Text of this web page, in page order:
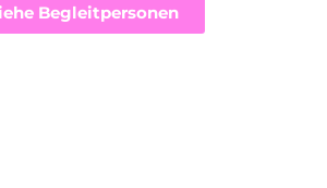
Begleitpersonen